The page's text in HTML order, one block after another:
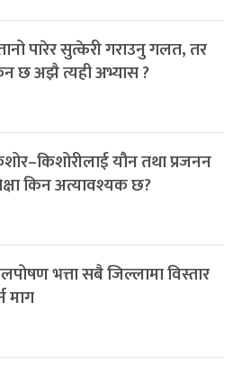
पारेर सुत्केरी गराउनु गलत, तर
छ अझै त्यही अभ्यास ?
यौन तथा प्रजनन
किन अत्यावश्यक छ?
भत्ता सबै जिल्लामा विस्तार
माग